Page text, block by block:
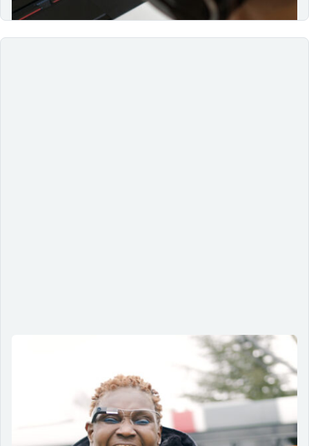
Tecendo a rede da inclusão
Descubra o impacto transformador da tecnologia
assistiva na inclusão e autonomia de pessoas com
deficiência através de inovações que estão promovendo